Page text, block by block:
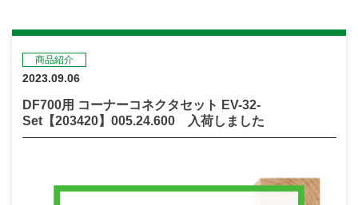
商品紹介
2023.09.06
DF700用 コーナーコネクタセット EV-32-
Set【203420】005.24.600 入荷しました